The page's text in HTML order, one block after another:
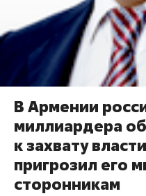
В Армении
миллиардера
к захвату
пригрозил его
сторонникам